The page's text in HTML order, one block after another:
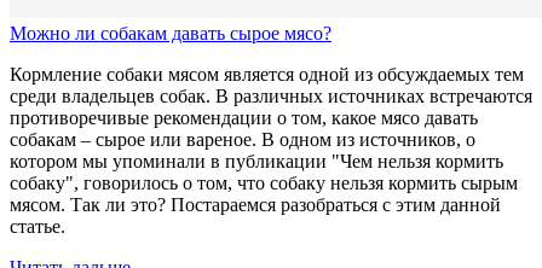
Можно ли собакам давать сырое мясо?
Кормление собаки мясом является одной из обсуждаемых тем
среди владельцев собак. В различных источниках встречаются
противоречивые рекомендации о том, какое мясо давать
собакам – сырое или вареное. В одном из источников, о
котором мы упоминали в публикации "Чем нельзя кормить
собаку", говорилось о том, что собаку нельзя кормить сырым
мясом. Так ли это? Постараемся разобраться с этим данной
статье.